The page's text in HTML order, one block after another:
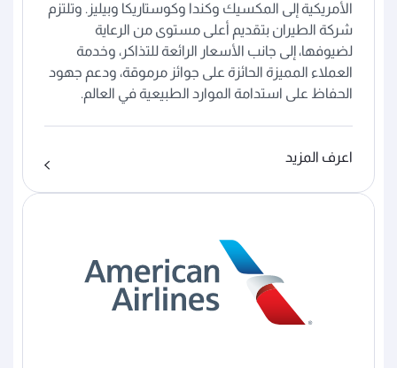
الأمريكية إلى المكسيك وكندا وكوستاريكا وبيليز. وتلتزم
شركة الطيران بتقديم أعلى مستوى من الرعاية
لضيوفها، إلى جانب الأسعار الرائعة للتذاكر، وخدمة
العملاء المميزة الحائزة على جوائز مرموقة، ودعم جهود
الحفاظ على استدامة الموارد الطبيعية في العالم.
اعرف المزيد